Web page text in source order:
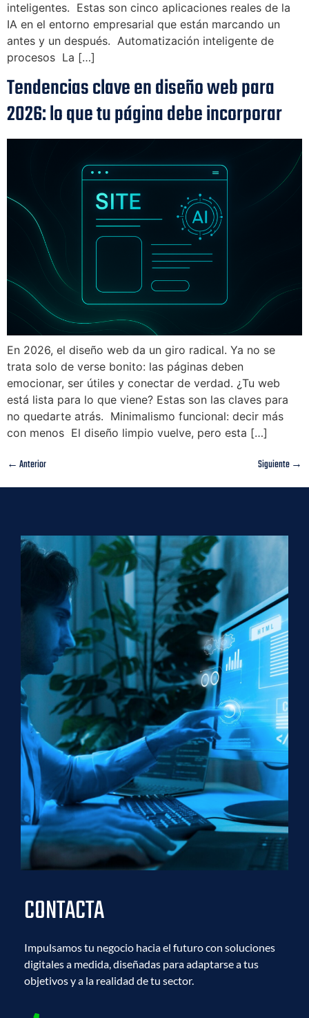
inteligentes. Estas son cinco aplicaciones reales de la
IA en el entorno empresarial que están marcando un
antes y un después. Automatización inteligente de
procesos La […]
Tendencias clave en diseño web para
2026: lo que tu página debe incorporar
En 2026, el diseño web da un giro radical. Ya no se
trata solo de verse bonito: las páginas deben
emocionar, ser útiles y conectar de verdad. ¿Tu web
está lista para lo que viene? Estas son las claves para
no quedarte atrás. Minimalismo funcional: decir más
con menos El diseño limpio vuelve, pero esta […]
← Anterior Siguiente →
CONTACTA
Impulsamos tu negocio hacia el futuro con soluciones
digitales a medida, diseñadas para adaptarse a tus
objetivos y a la realidad de tu sector.